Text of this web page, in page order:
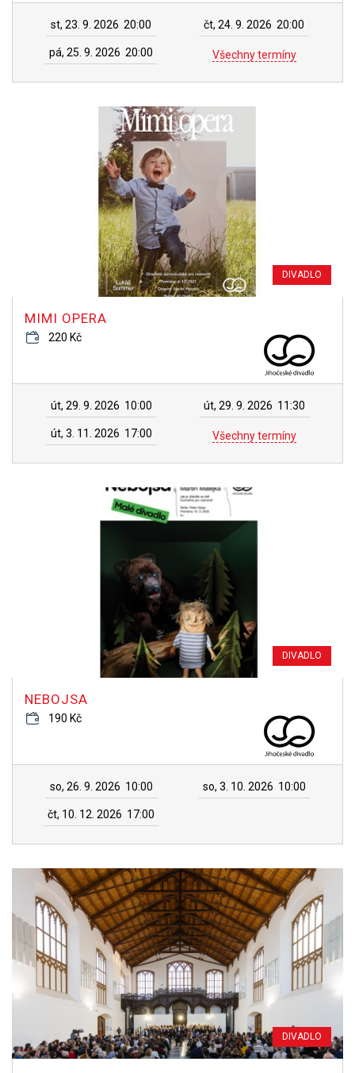
st, 23. 9. 2026 20:00 čt, 24. 9. 2026 20:00
pá, 25. 9. 2026 20:00 Všechny termíny
DIVADLO
MIMI OPERA
220 Kč
út, 29. 9. 2026 10:00 út, 29. 9. 2026 11:30
út, 3. 11. 2026 17:00 Všechny termíny
DIVADLO
NEBOJSA
190 Kč
so, 26. 9. 2026 10:00 so, 3. 10. 2026 10:00
čt, 10. 12. 2026 17:00
DIVADLO